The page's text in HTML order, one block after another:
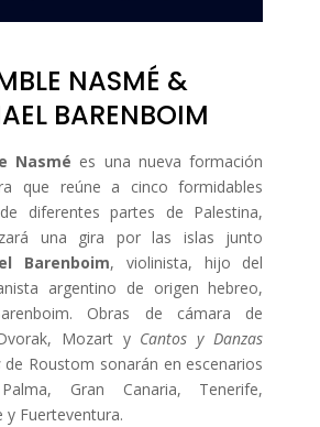
NASMÉ &
BARENBOIM
Nasmé es una nueva formación
que reúne a cinco formidables
diferentes partes de Palestina,
una gira por las islas junto
Barenboim, violinista, hijo del
argentino de origen hebreo,
Obras de cámara de
Mozart y Cantos y Danzas
de Roustom sonarán en escenarios
Gran Canaria, Tenerife,
y Fuerteventura.